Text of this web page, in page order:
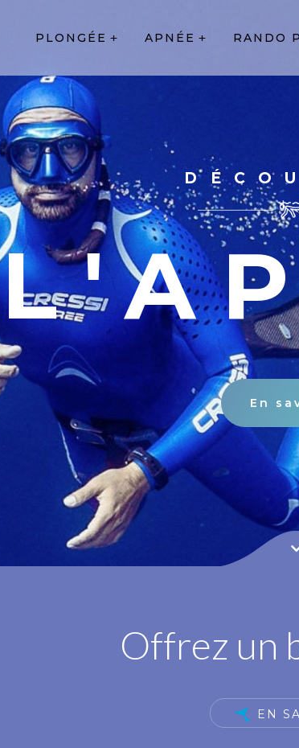
PLONGÉE APNÉE RANDO
En
Offrez un
EN